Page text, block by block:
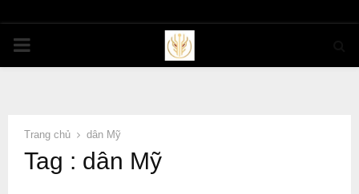
PRIMARY
Trang chủ dân Mỹ
Tag : dân Mỹ